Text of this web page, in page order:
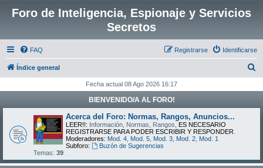
Foro de Inteligencia, Espionaje y Servicios
Secretos
FAQ Identificarse
Registrarse
Índice general
c
Fecha actual 08 Ago 2026 16:17
BIENVENIDO/A AL FORO!
Acerca del Foro: Normas, Rangos, Anuncios...
LEER!!: Información, Normas, Rangos, ES NECESARIO
REGISTRARSE PARA PODER ESCRIBIR Y RESPONDER
Moderadores: Mod. 4 Mod. 5 Mod. 3 Mod. 2 Mod. 1
Subforo:
Buzón de Sugerencias
Temas: 39